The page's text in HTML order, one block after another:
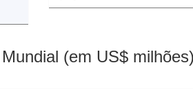
(em US$